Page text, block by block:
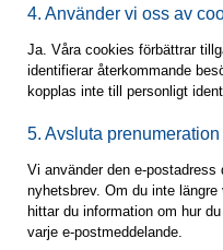
4. Använder vi oss av
Ja. Våra cookies förbättrar
identifierar återkommande
kopplas inte till personligt
5. Avsluta prenumeration
Vi använder den e-
nyhetsbrev. Om du inte
hittar du information om hur
varje e-postmeddelande.